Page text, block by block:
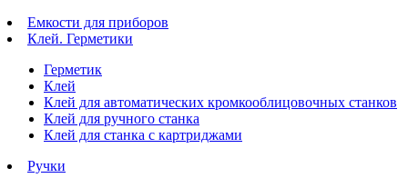
Емкости для приборов
Клей. Герметики
Герметик
Клей
Клей для автоматических кромкооблицовочных станков
Клей для ручного станка
Клей для станка с картриджами
Ручки